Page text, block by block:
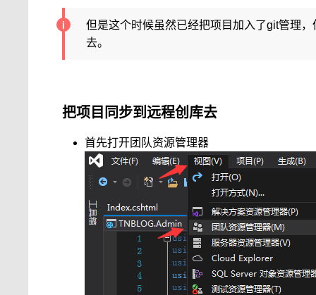
但是这个时候虽然已经把项目加入了git管理
去。
把项目同步到远程创库去
首先打开团队资源管理器